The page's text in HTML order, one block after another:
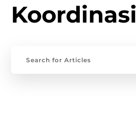
Koordinasi